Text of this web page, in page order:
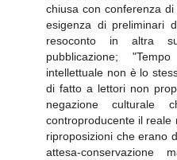
chiusa con conferenza
esigenza di preliminari
resoconto in altra
pubblicazione;
intellettuale non è lo
di fatto a lettori non
negazione culturale
controproducente il reale
riproposizioni che erano
attesa-